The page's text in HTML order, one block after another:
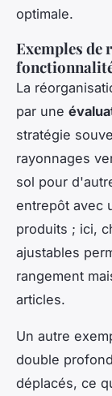
optimale.
Exemples
La
par une
stratégie
rayonnages
sol pour
entrepôt avec
produits ; ici,
ajustables
rangement
articles.
Un autre
double
déplacés, ce